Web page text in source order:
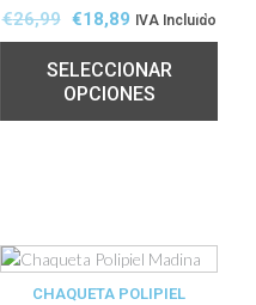
TA!
€26,99 €18,89 IVA Incluido
SELECCIONAR
OPCIONES
CHAQUETA POLIPIEL